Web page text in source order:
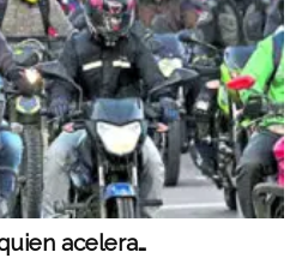
acelera…